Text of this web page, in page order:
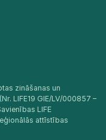
zināšanas un
LIFE19 GIE/LV/000857 –
LIFE
attīstības